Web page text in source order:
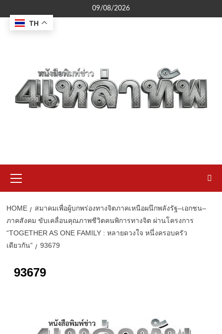
to
content
09/08/2026
Menu
HOME
สมาคมเพื่อผู้บกพร่องทางจิตภาคเหนือผนึกพลังรัฐ–เอกชน–
ภาคสังคม ขับเคลื่อนคุณภาพชีวิตคนพิการทางจิต ผ่านโครงการ
“TOGETHER AS ONE FAMILY : หลายดวงใจ หนึ่งครอบครัว
เดียวกัน”
93679
93679
TH